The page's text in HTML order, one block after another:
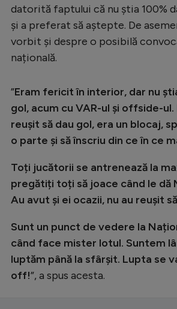
datorită faptului că nu știa 100%
și a preferat să aștepte. De
vorbit și despre o posibilă
națională.
”Eram fericit în interior, dar nu
gol, acum cu VAR-ul și offside-
reușit să dau gol, era un blocaj,
o parte și să înscriu din ce în ce
Toți jucătorii se antrenează la
pregătiți toți să joace când le dă
Au avut și ei ocazii, nu au reușit
Sunt un punct de vedere la
când face mister lotul. Suntem
luptăm până la sfârșit. Lupta se
off!”, a spus acesta.